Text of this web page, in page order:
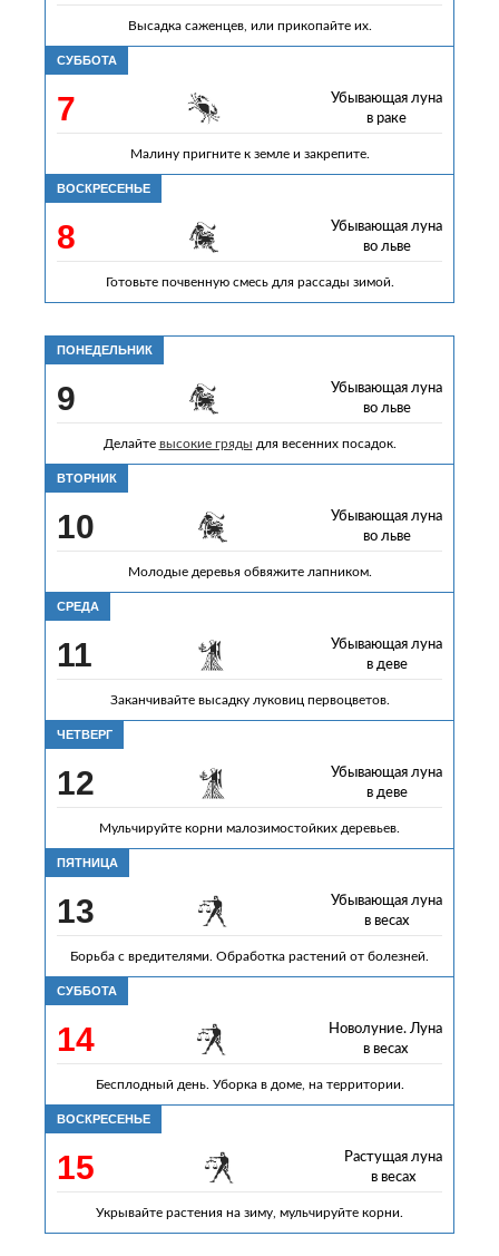
Высадка саженцев, или прикопайте их.
СУББОТА
7
Убывающая луна
в раке
Малину пригните к земле и закрепите.
ВОСКРЕСЕНЬЕ
8
Убывающая луна
во льве
Готовьте почвенную смесь для рассады зимой.
ПОНЕДЕЛЬНИК
9
Убывающая луна
во льве
Делайте высокие гряды для весенних посадок.
ВТОРНИК
10
Убывающая луна
во льве
Молодые деревья обвяжите лапником.
СРЕДА
11
Убывающая луна
в деве
Заканчивайте высадку луковиц первоцветов.
ЧЕТВЕРГ
12
Убывающая луна
в деве
Мульчируйте корни малозимостойких деревьев.
ПЯТНИЦА
13
Убывающая луна
в весах
Борьба с вредителями. Обработка растений от болезней.
СУББОТА
14
Новолуние. Луна
в весах
Бесплодный день. Уборка в доме, на территории.
ВОСКРЕСЕНЬЕ
15
Растущая луна
в весах
Укрывайте растения на зиму, мульчируйте корни.